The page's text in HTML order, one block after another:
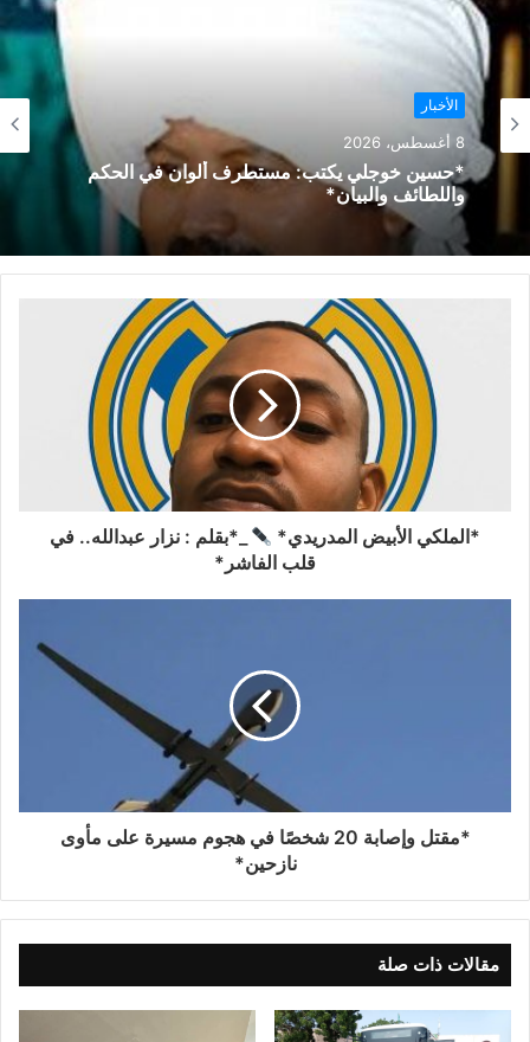
الأخبار
8 أغسطس، 2026
*حسين خوجلي يكتب: مستطرف ألوان في الحكم
واللطائف والبيان*
*الملكي الأبيض المدريدي*
_*بقلم : نزار عبدالله.. في
قلب الفاشر*
*مقتل وإصابة 20 شخصًا في هجوم مسيرة على مأوى
نازحين*
مقالات ذات صلة